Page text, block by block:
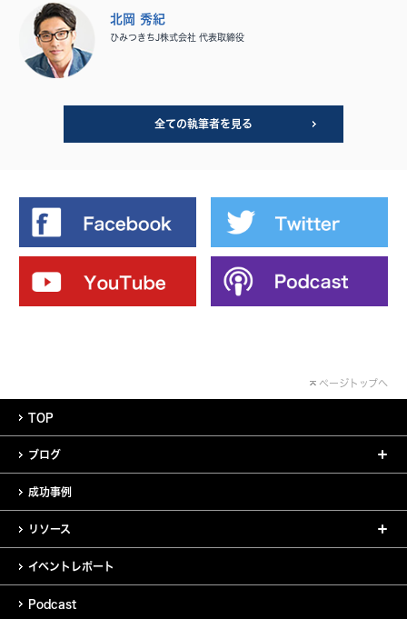
北岡 秀紀
ひみつきちJ株式会社 代表取締役
全ての執筆者を見る
ページトップへ
TOP
ブログ
成功事例
リソース
イベントレポート
Podcast